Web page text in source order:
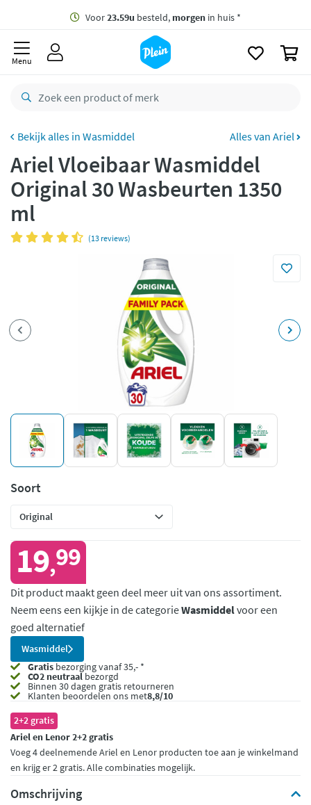
Gratisbezorging vanaf 35,- *
besteld,
retourneren
CO2 neutraal
Betaal met Klarna
Menu
Wasmiddel Alles van Ariel
Ariel Vloeibaar Wasmiddel
Original 30 Wasbeurten 1350
ml
(13 reviews)
Soort
19,99
Dit product maakt geen deel meer uit van ons assortiment.
Neem eens een kijkje in de categorieWasmiddelvoor een
goed alternatief
Wasmiddel
Gratis bezorging vanaf 35,- *
CO2 neutraalbezorgd
Binnen 30 dagen gratis retourneren
Klanten beoordelen ons met8,8/10
2+2 gratis
Ariel en Lenor 2+2 gratis
Voeg 4 deelnemende Ariel en Lenor producten toe aan je winkelmand
en krijg er 2 gratis. Alle combinaties mogelijk.
Omschrijving